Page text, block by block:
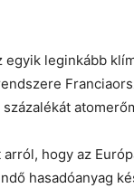
egyik leginkább
hogy az
hasadóanyag